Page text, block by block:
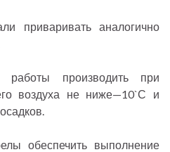
приваривать аналогично
производить при
воздуха не ниже—10`С и
обеспечить выполнение